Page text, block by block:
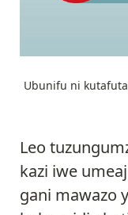
Ubunifu ni
Leo
kazi iwe
gani mawazo